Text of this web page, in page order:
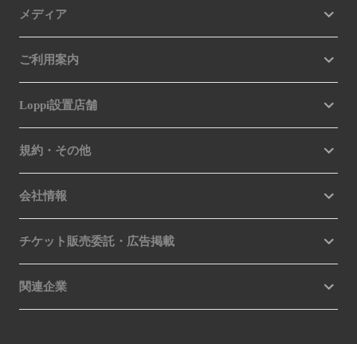
メディア
ご利用案内
Loppi設置店舗
規約・その他
会社情報
チケット販売委託・広告掲載
関連企業